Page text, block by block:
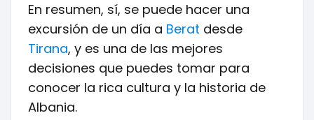
En resumen, sí, se puede hacer una
excursión de un día a Berat desde
Tirana, y es una de las mejores
decisiones que puedes tomar para
conocer la rica cultura y la historia de
Albania.